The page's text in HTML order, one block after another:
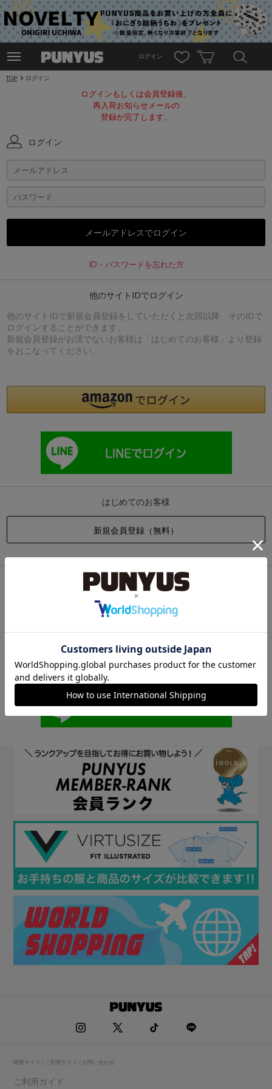
ログイン
TOP ログイン
ログインもしくは会員登録後、
再入荷お知らせメールの
登録が完了します。
ログイン
ID・パスワードを忘れた方
他のサイトIDでログイン
他のサイトIDで新規会員登録をしていただくと次回以降、そのIDで
ログインすることができます。
新規会員登録がお済でないお客様は「はじめてのお客様」より登録
をおこなってください。
はじめてのお客様
他のサイトIDで新規会員登録
他のサイトIDで新規会員登録をしていただくと次回以降、そのIDで
ログインすることができます。
関連サイト / ご利用ガイド / お問い合わせ
ご利用ガイド